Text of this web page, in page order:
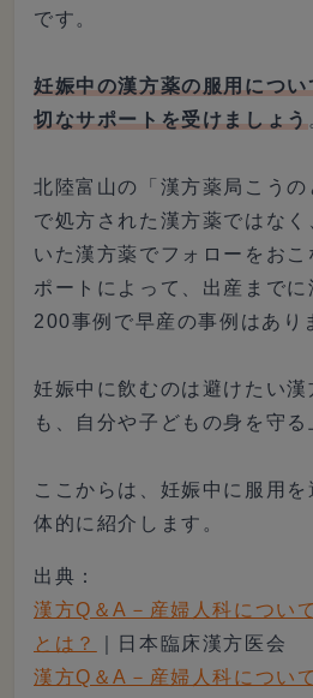
です。
妊娠中の漢方薬の服用につ
切なサポートを受けましょう
北陸富山の「漢方薬局こう
で処方された漢方薬ではな
いた漢方薬でフォローをお
ポートによって、出産まで
200事例で早産の事例はあり
妊娠中に飲むのは避けたい
も、自分や子どもの身を守る
ここからは、妊娠中に服用
体的に紹介します。
出典：
漢方Q＆A－産婦人科につい
とは？
｜日本臨床漢方医会
漢方Q＆A－産婦人科につい